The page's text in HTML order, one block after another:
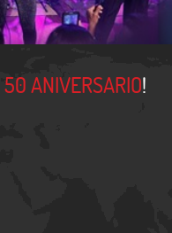
50 ANIVERSARIO!